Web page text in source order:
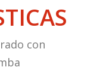
con